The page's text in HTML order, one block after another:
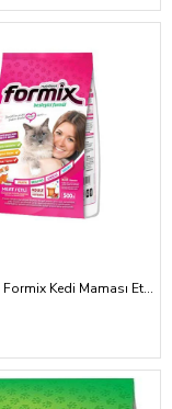
Nutritious Formix Kedi Maması Etli 500gr